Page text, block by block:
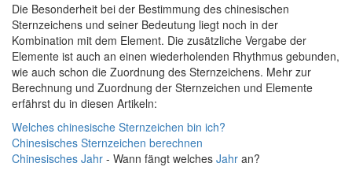
Die Besonderheit bei der Bestimmung des chinesischen
Sternzeichens und seiner Bedeutung liegt noch in der
Kombination mit dem Element. Die zusätzliche Vergabe der
Elemente ist auch an einen wiederholenden Rhythmus gebunden,
wie auch schon die Zuordnung des Sternzeichens. Mehr zur
Berechnung und Zuordnung der Sternzeichen und Elemente
erfährst du in diesen Artikeln:
Welches chinesische Sternzeichen bin ich?
Chinesisches Sternzeichen berechnen
Chinesisches Jahr - Wann fängt welches Jahr an?